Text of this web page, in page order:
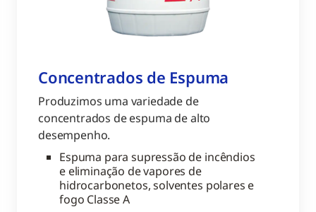
Concentrados de Espuma
Produzimos uma variedade de
concentrados de espuma de alto
desempenho.
Espuma para supressão de incêndios
e eliminação de vapores de
hidrocarbonetos, solventes polares e
fogo Classe A